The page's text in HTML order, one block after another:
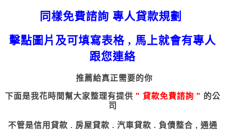
同樣免費諮詢 專人貸款規劃
擊點圖片及可填寫表格 , 馬上就會有專人
跟您連絡
推薦給真正需要的你
下面是我花時間幫大家整理有提供 " 貸款免費諮詢 " 的公
司
不管是信用貸款 . 房屋貸款 . 汽車貸款 . 負債整合 , 通通